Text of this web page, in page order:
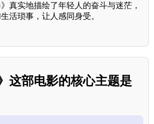
真实地描绘了年轻人的奋斗与迷茫，
活琐事，让人感同身受。
这部电影的核心主题是